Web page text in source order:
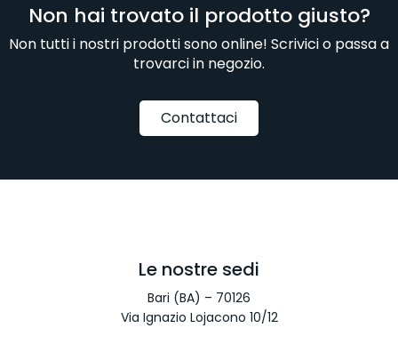
Non hai trovato il prodotto giusto?
Non tutti i nostri prodotti sono online! Scrivici o passa a
trovarci in negozio.
Contattaci
Le nostre sedi
Bari (BA) – 70126
Via Ignazio Lojacono 10/12